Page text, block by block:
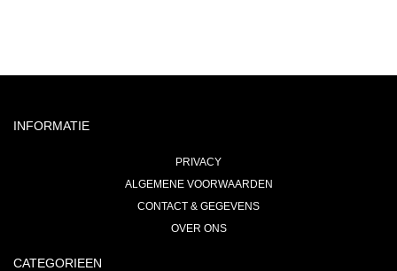
INFORMATIE
PRIVACY
ALGEMENE VOORWAARDEN
CONTACT & GEGEVENS
OVER ONS
CATEGORIEEN